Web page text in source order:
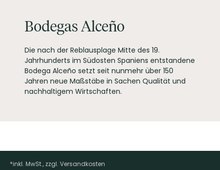
PRODUZENT / ABFÜLLER / HERSTELLER
WEINTYPGESCHMACK
Trocken
8437001739974
ARTIKELNUMMER
150070
Bodegas Alceño
Die nach der Reblausplage Mitte des 19.
Jahrhunderts im Südosten Spaniens entstandene
Bodega Alceño setzt seit nunmehr über 150
Jahren neue Maßstäbe in Sachen Qualität und
nachhaltigem Wirtschaften.
Footer-Menü
*inkl. MwSt., zzgl. Versandkosten